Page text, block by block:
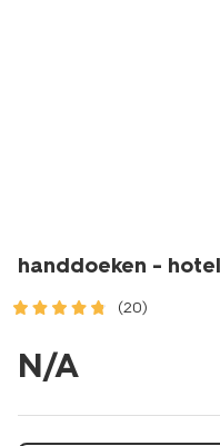
handdoeken -
(20)
slapen/badkamer/
-
hotel-
N/A